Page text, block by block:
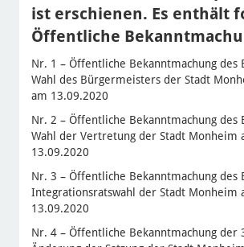
ist erschienen. Es enthält
Öffentliche
Nr. 1 – Öffentliche Bekanntmachung des
Wahl des Bürgermeisters der Stadt
am 13.09.2020
Nr. 2 – Öffentliche Bekanntmachung des
Wahl der Vertretung der Stadt Monheim
13.09.2020
Nr. 3 – Öffentliche Bekanntmachung des
Integrationsratswahl der Stadt Monheim
13.09.2020
Nr. 4 – Öffentliche Bekanntmachung der